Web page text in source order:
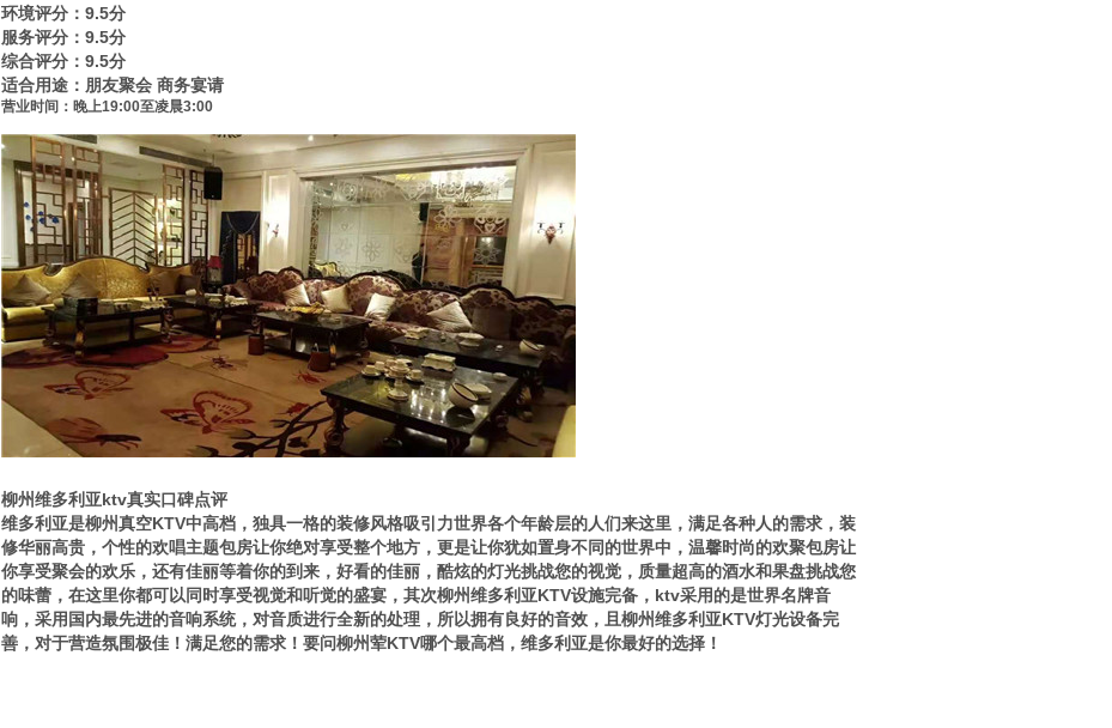
环境评分：9.5分
服务评分：9.5分
综合评分：9.5分
适合用途：朋友聚会 商务宴请
营业时间：晚上19:00至凌晨3:00
柳州维多利亚ktv真实口碑点评
维多利亚是柳州真空KTV中高档，独具一格的装修风格吸引力世界各个年龄层的人们来这里，满足各种人的需求，装
修华丽高贵，个性的欢唱主题包房让你绝对享受整个地方，更是让你犹如置身不同的世界中，温馨时尚的欢聚包房让
你享受聚会的欢乐，还有佳丽等着你的到来，好看的佳丽，酷炫的灯光挑战您的视觉，质量超高的酒水和果盘挑战您
的味蕾，在这里你都可以同时享受视觉和听觉的盛宴，其次柳州维多利亚KTV设施完备，ktv采用的是世界名牌音
响，采用国内最先进的音响系统，对音质进行全新的处理，所以拥有良好的音效，且柳州维多利亚KTV灯光设备完
善，对于营造氛围极佳！满足您的需求！要问柳州荤KTV哪个最高档，维多利亚是你最好的选择！